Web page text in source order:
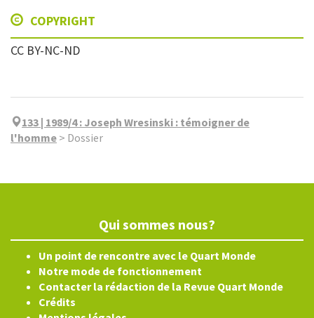
COPYRIGHT
CC BY-NC-ND
133 | 1989/4: Joseph Wresinski : témoigner de
l'homme > Dossier
Qui sommes nous?
Un point de rencontre avec le Quart Monde
Notre mode de fonctionnement
Contacter la rédaction de la Revue Quart Monde
Crédits